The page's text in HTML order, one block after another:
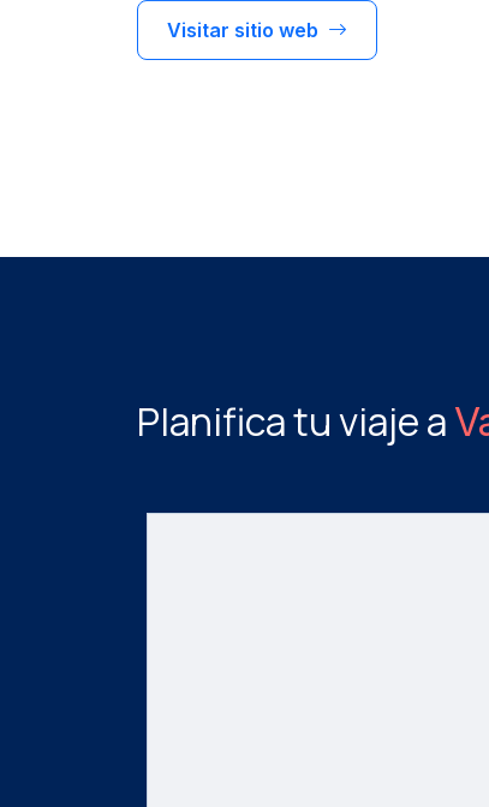
Visitar sitio web
Planifica tu viaje a